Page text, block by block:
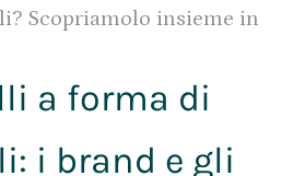
Scopriamolo insieme in
a forma di
i brand e gli